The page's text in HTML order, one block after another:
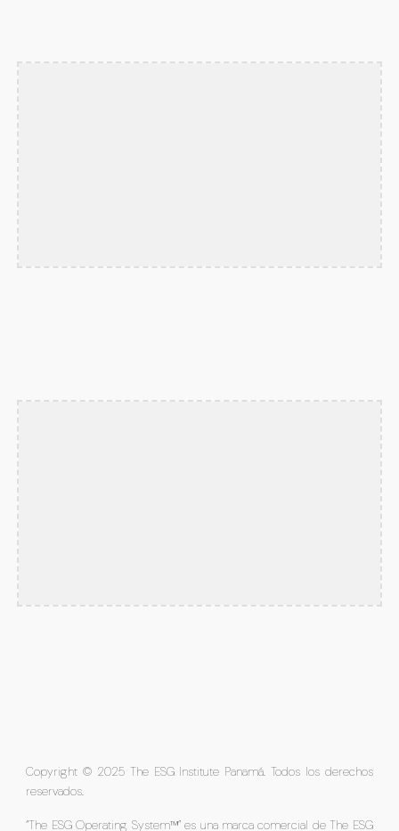
Copyright © 2025 The ESG Institute Panamá. Todos los derechos
reservados.
“The ESG Operating System™” es una marca comercial de The ESG